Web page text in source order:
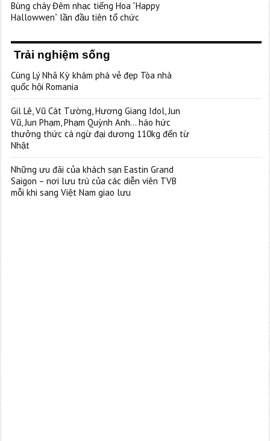
Bùng cháy Đêm nhạc tiếng Hoa “Happy
Hallowwen” lần đầu tiên tổ chức
Trải nghiệm sống
Cùng Lý Nhã Kỳ khám phá vẻ đẹp Tòa nhà
quốc hội Romania
Gil Lê, Vũ Cát Tường, Hương Giang Idol, Jun
Vũ, Jun Phạm, Phạm Quỳnh Anh… háo hức
thưởng thức cá ngừ đại dương 110kg đến từ
Nhật
Những ưu đãi của khách sạn Eastin Grand
Saigon – nơi lưu trú của các diễn viên TVB
mỗi khi sang Việt Nam giao lưu